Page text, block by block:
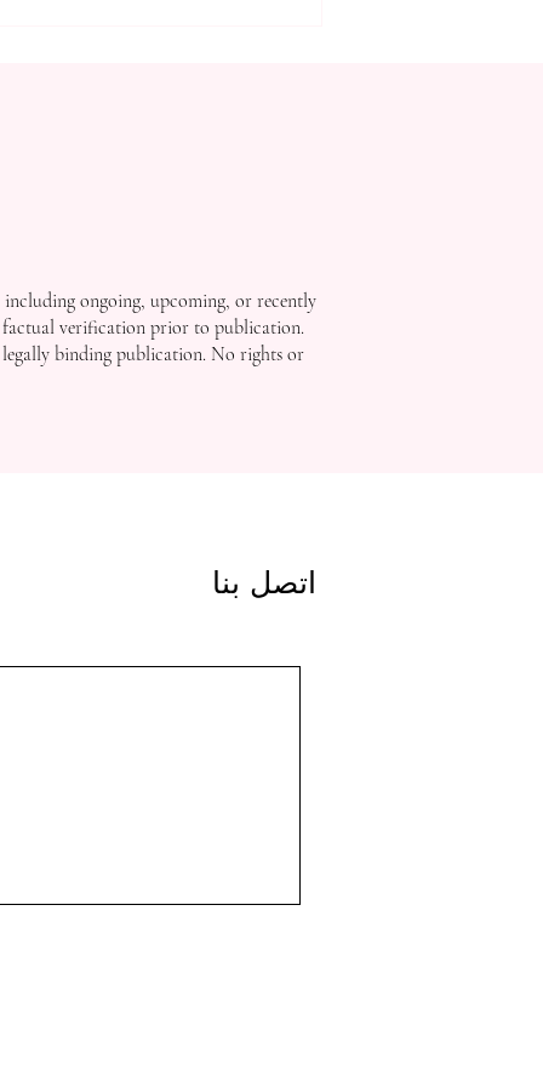
including ongoing, upcoming, or recently
factual verification prior to publication.
binding publication. No rights or
اتصل بنا